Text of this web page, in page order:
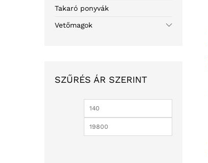
Takaró ponyvák
Vetőmagok
SZŰRÉS ÁR SZERINT